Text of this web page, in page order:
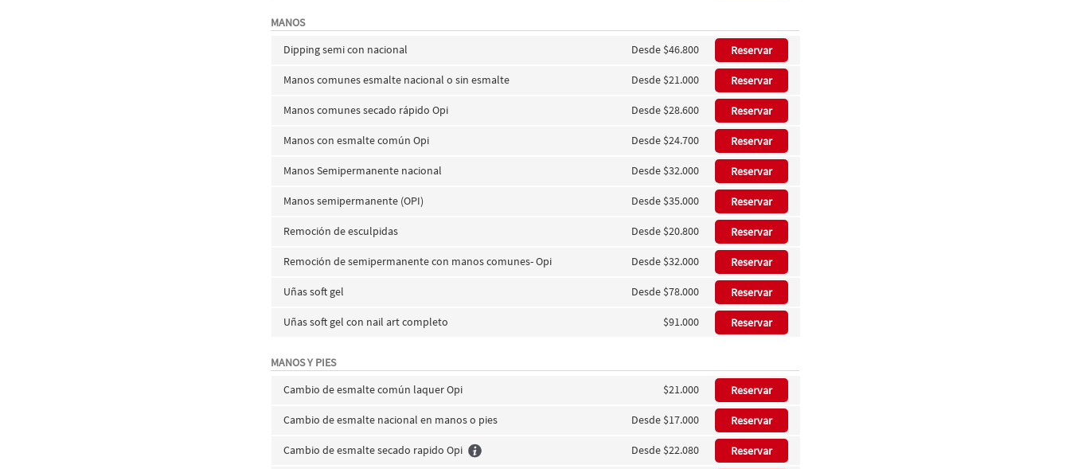
MANOS
Dipping semi con nacional
Desde $46.800 Reservar
Manos comunes esmalte nacional o sin esmalte Desde $21.000 Reservar
Manos comunes secado rápido Opi Desde $28.600 Reservar
Manos con esmalte común Opi Desde $24.700 Reservar
Manos Semipermanente nacional Desde $32.000 Reservar
Manos semipermanente (OPI) Desde $35.000 Reservar
Remoción de esculpidas Desde $20.800 Reservar
Remoción de semipermanente con manos comunes- Opi Desde $32.000 Reservar
Uñas soft gel Desde $78.000 Reservar
Uñas soft gel con nail art completo $91.000 Reservar
MANOS Y PIES
Cambio de esmalte común laquer Opi
$21.000 Reservar
Cambio de esmalte nacional en manos o pies Desde $17.000 Reservar
Cambio de esmalte secado rapido Opi Desde $22.080 Reservar